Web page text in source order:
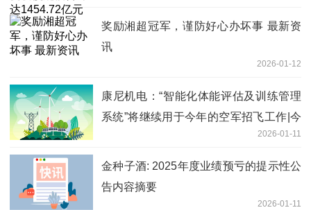
奖励湘超冠军，谨防好心办坏事 最新资
讯
2026-01-12
康尼机电：“智能化体能评估及训练管理
系统”将继续用于今年的空军招飞工作|今
2026-01-11
金种子酒: 2025年度业绩预亏的提示性公
告内容摘要
2026-01-11